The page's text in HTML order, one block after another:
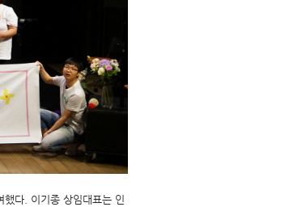
다. 이기종 상임대표는 인